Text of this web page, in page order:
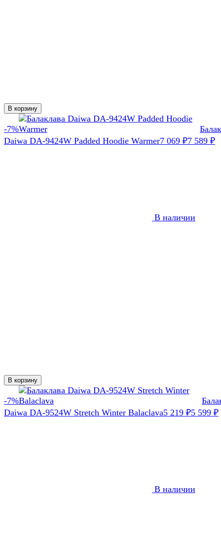
В корзину
-7%
Daiwa DA-9424W Padded Hoodie Warmer7 069 ₽7 589 ₽
В наличии
В корзину
-7%
Daiwa DA-9524W Stretch Winter Balaclava5 219 ₽5 599 ₽
В наличии